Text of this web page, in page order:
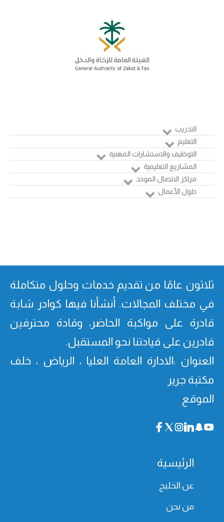
التدريب
التعليم
التوظيف والاستشارات المهنية
المشاريع التعليمية
مراكز الاتصال الموحد
حلول الأعمال
ثلاثون عامًا من تقدیم خدمات وحلول متكاملة
في مختلف المجالات. أنشأنا فیھا كوادر شابة
قادرة على مواكبة الحاضر، وقادة محترفین
قادرین على قیادتنا نحو المستقبل.
العنوان :الادارة العامة العليا ، الرياض ، خلف
مكتبة جرير
الموقع
الرئيسية
عن الخليج
من نحن